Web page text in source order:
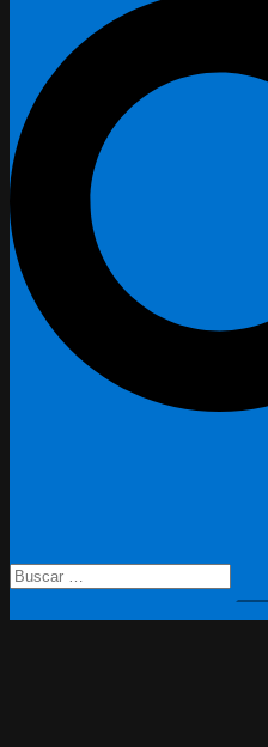
Buscar: